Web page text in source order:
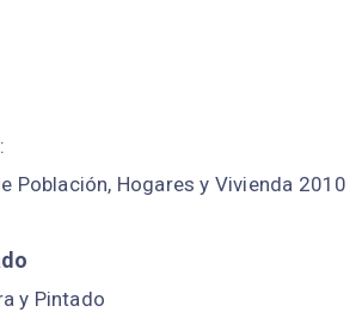
Población, Hogares y Vivienda 2010
y Pintado